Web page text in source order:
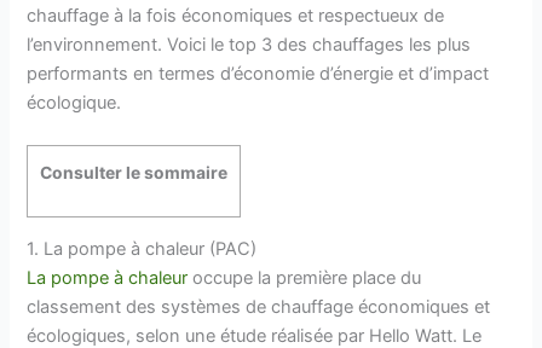
chauffage à la fois économiques et respectueux de
l’environnement. Voici le top 3 des chauffages les plus
performants en termes d’économie d’énergie et d’impact
écologique.
Consulter le sommaire
1. La pompe à chaleur (PAC)
La pompe à chaleur occupe la première place du
classement des systèmes de chauffage économiques et
écologiques, selon une étude réalisée par Hello Watt. Le